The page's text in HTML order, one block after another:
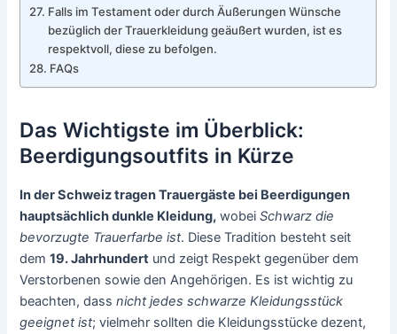
Falls im Testament oder durch Äußerungen Wünsche
bezüglich der Trauerkleidung geäußert wurden, ist es
respektvoll, diese zu befolgen.
FAQs
Das Wichtigste im Überblick:
Beerdigungsoutfits in Kürze
In der Schweiz tragen Trauergäste bei Beerdigungen
hauptsächlich dunkle Kleidung, wobeiSchwarz die
bevorzugte Trauerfarbe ist. Diese Tradition besteht seit
dem19. Jahrhundert und zeigt Respekt gegenüber dem
Verstorbenen sowie den Angehörigen. Es ist wichtig zu
beachten, dassnicht jedes schwarze Kleidungsstück
geeignet ist; vielmehr sollten die Kleidungsstücke dezent,